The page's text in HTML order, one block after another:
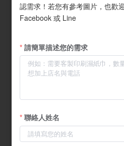
認需求！若您有參考圖片，也歡
Facebook 或 Line
請簡單描述您的需求
聯絡人姓名